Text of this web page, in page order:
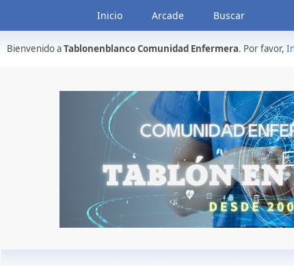
Inicio Arcade Buscar
Bienvenido aTablonenblanco Comunidad Enfermera. Por favor,